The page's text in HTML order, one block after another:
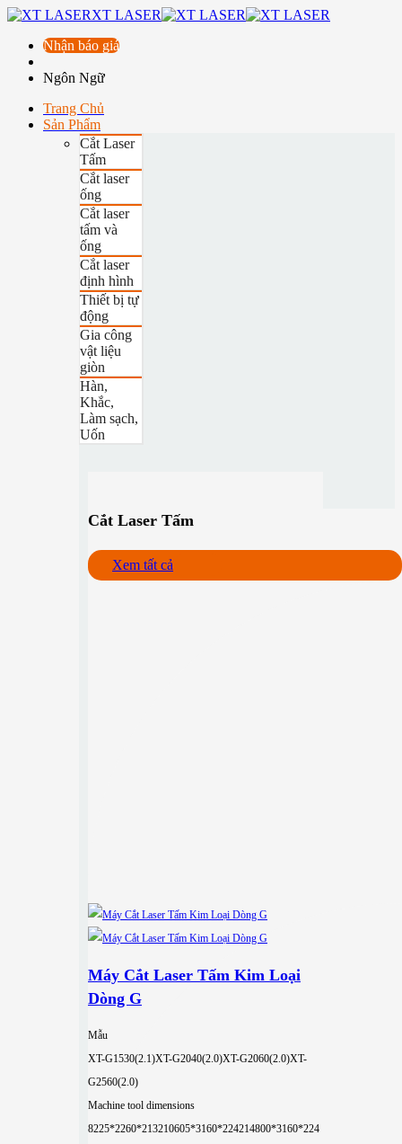
XT LASER
Nhận báo giá
Ngôn Ngữ
Trang Chủ
Sản Phẩm
Cắt Laser
Tấm
Cắt laser
ống
Cắt laser
tấm và
ống
Cắt laser
định hình
Thiết bị tự
động
Gia công
vật liệu
giòn
Hàn,
Khắc,
Làm sạch,
Uốn
Cắt Laser Tấm
Xem tất cả
Máy Cắt Laser Tấm Kim Loại
Dòng G
Mẫu
XT-G1530(2.1)XT-G2040(2.0)XT-G2060(2.0)XT-
G2560(2.0)
Machine tool dimensions
8225*2260*213210605*3160*224214800*3160*224